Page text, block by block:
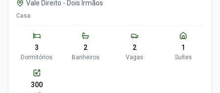
Vale Direito - Dois Irmãos
Casa
3
Dormitórios
2
Banheiros
2
Vagas
1
Suítes
300